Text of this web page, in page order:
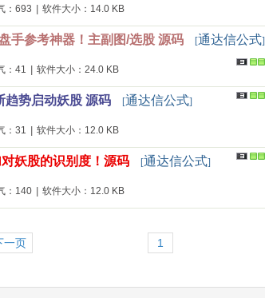
：693 软件大小：14.0 KB
手参考神器！主副图/选股 源码 [通达信公式]
：41 软件大小：24.0 KB
趋势启动妖股 源码 [通达信公式]
：31 软件大小：12.0 KB
妖股的识别度！源码 [通达信公式]
：140 软件大小：12.0 KB
一页